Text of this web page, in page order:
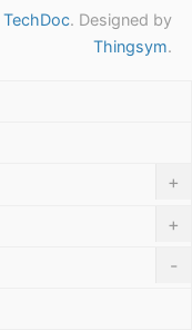
TechDoc. Designed by
Thingsym.
+
+
-